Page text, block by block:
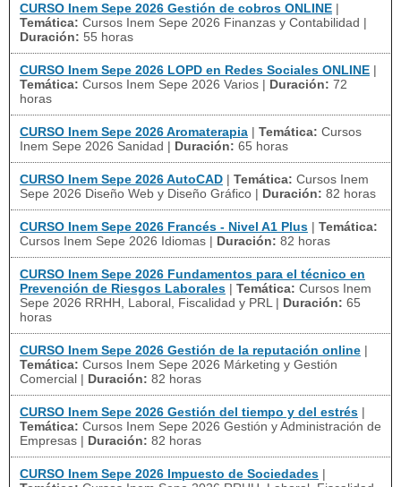
CURSO Inem Sepe 2026 Gestión de cobros ONLINE |
Temática: Cursos Inem Sepe 2026 Finanzas y Contabilidad |
Duración: 55 horas
CURSO Inem Sepe 2026 LOPD en Redes Sociales ONLINE |
Temática: Cursos Inem Sepe 2026 Varios | Duración: 72
horas
CURSO Inem Sepe 2026 Aromaterapia | Temática: Cursos
Inem Sepe 2026 Sanidad | Duración: 65 horas
CURSO Inem Sepe 2026 AutoCAD | Temática: Cursos Inem
Sepe 2026 Diseño Web y Diseño Gráfico | Duración: 82 horas
CURSO Inem Sepe 2026 Francés - Nivel A1 Plus | Temática:
Cursos Inem Sepe 2026 Idiomas | Duración: 82 horas
CURSO Inem Sepe 2026 Fundamentos para el técnico en
Prevención de Riesgos Laborales | Temática: Cursos Inem
Sepe 2026 RRHH, Laboral, Fiscalidad y PRL | Duración: 65
horas
CURSO Inem Sepe 2026 Gestión de la reputación online |
Temática: Cursos Inem Sepe 2026 Márketing y Gestión
Comercial | Duración: 82 horas
CURSO Inem Sepe 2026 Gestión del tiempo y del estrés |
Temática: Cursos Inem Sepe 2026 Gestión y Administración de
Empresas | Duración: 82 horas
CURSO Inem Sepe 2026 Impuesto de Sociedades |